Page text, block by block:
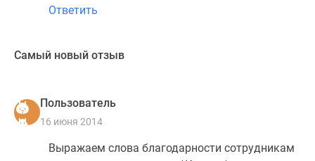
Ответить
Самый новый отзыв
Пользователь
16 июня 2014
Выражаем слова благодарности сотрудникам